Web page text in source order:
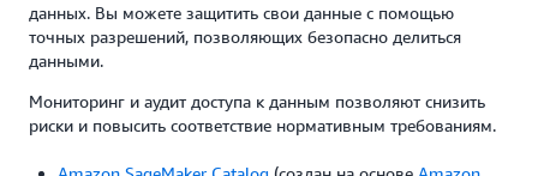
данных. Вы можете защитить свои данные с помощью
точных разрешений, позволяющих безопасно делиться
данными.
Мониторинг и аудит доступа к данным позволяют снизить
риски и повысить соответствие нормативным требованиям.